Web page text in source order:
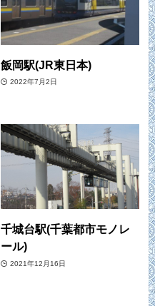
飯岡駅(JR東日本)
2022年7月2日
千城台駅(千葉都市モノレ
ール)
2021年12月16日